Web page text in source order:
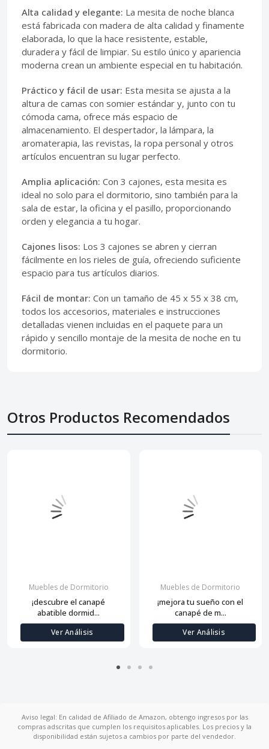
Alta calidad y elegante: La mesita de noche blanca
está fabricada con madera de alta calidad y finamente
elaborada, lo que la hace resistente, estable,
duradera y fácil de limpiar. Su estilo único y apariencia
moderna crean un ambiente especial en tu habitación.
Práctico y fácil de usar: Esta mesita se ajusta a la
altura de camas con somier estándar y, junto con tu
cómoda cama, ofrece más espacio de
almacenamiento. El despertador, la lámpara, la
aromaterapia, las revistas, la ropa personal y otros
artículos encuentran su lugar perfecto.
Amplia aplicación: Con 3 cajones, esta mesita es
ideal no solo para el dormitorio, sino también para la
sala de estar, la oficina y el pasillo, proporcionando
orden y elegancia a tu hogar.
Cajones lisos: Los 3 cajones se abren y cierran
fácilmente en los rieles de guía, ofreciendo suficiente
espacio para tus artículos diarios.
Fácil de montar: Con un tamaño de 45 x 55 x 38 cm,
todos los accesorios, materiales e instrucciones
detalladas vienen incluidas en el paquete para un
rápido y sencillo montaje de la mesita de noche en tu
dormitorio.
Otros Productos Recomendados
Muebles de Dormitorio
¡descubre el canapé
abatible dormid...
Ver Análisis
Muebles de Dormitorio
¡mejora tu sueño con el
canapé de m...
Ver Análisis
Aviso legal: En calidad de Afiliado de Amazon, obtengo ingresos por las
compras adscritas que cumplen los requisitos aplicables. Los precios y la
disponibilidad están sujetos a cambios por parte del vendedor.